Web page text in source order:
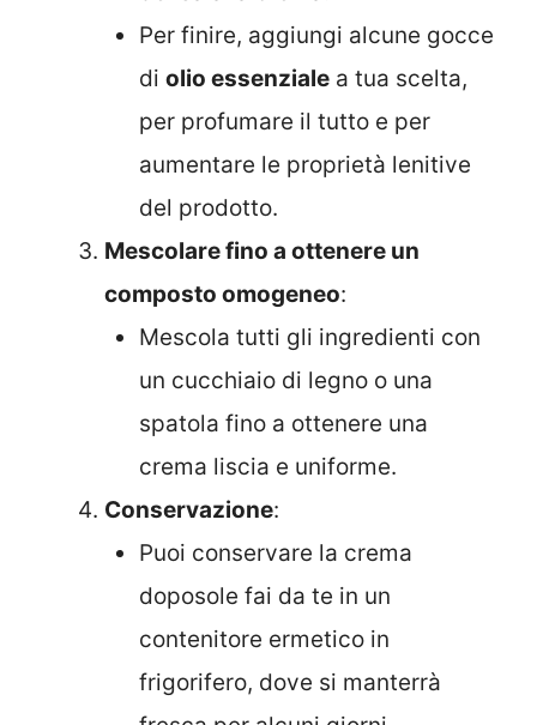
Per finire, aggiungi alcune gocce
di olio essenzialea tua scelta,
per profumare il tutto e per
aumentare le proprietà lenitive
del prodotto.
Mescolare fino a ottenere un
composto omogeneo:
Mescola tutti gli ingredienti con
un cucchiaio di legno o una
spatola fino a ottenere una
crema liscia e uniforme.
Conservazione:
Puoi conservare la crema
doposole fai da te in un
contenitore ermetico in
frigorifero, dove si manterrà